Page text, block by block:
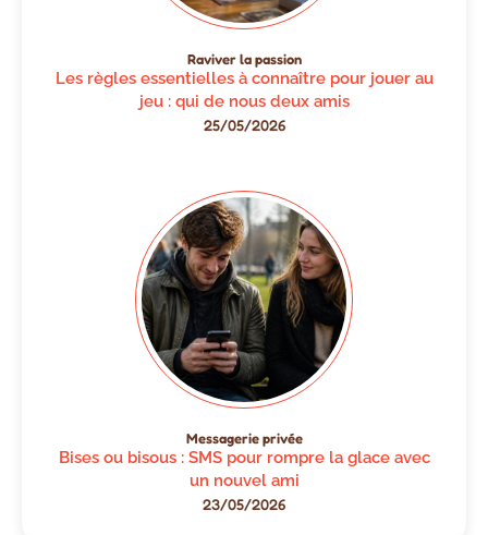
Raviver la passion
Les règles essentielles à connaître pour jouer au
jeu : qui de nous deux amis
25/05/2026
Messagerie privée
Bises ou bisous : SMS pour rompre la glace avec
un nouvel ami
23/05/2026